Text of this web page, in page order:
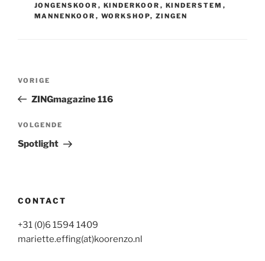
JONGENSKOOR , KINDERKOOR , KINDERSTEM ,
MANNENKOOR , WORKSHOP, ZINGEN
Vorig
bericht
VORIGE
ZINGmagazine 116
Volgend
bericht
VOLGENDE
Spotlight
CONTACT
+31 (0)6 1594 1409
mariette.effing(at)koorenzo.nl